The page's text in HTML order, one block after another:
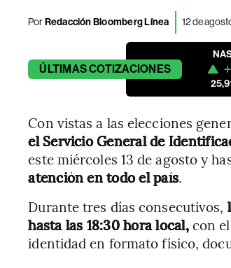
PorRedacción Bloomberg Línea 12 de
ÚLTIMASCOTIZACIONES
Con vistas a las elecciones
el Servicio General de
este miércoles 13 de agosto y
atención en todo el país.
Durante tres días consecutivos,
hasta las 18:30 hora local,con el
identidad en formato físico,